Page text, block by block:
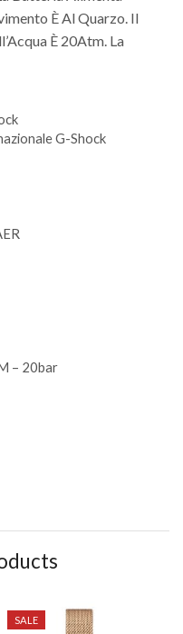
È Al Quarzo. Il
È 20Atm. La
G-Shock
– 20bar
SALE